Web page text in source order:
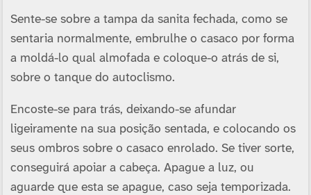
Sente-se sobre a tampa da sanita fechada, como se
sentaria normalmente, embrulhe o casaco por forma
a moldá-lo qual almofada e coloque-o atrás de si,
sobre o tanque do autoclismo.
Encoste-se para trás, deixando-se afundar
ligeiramente na sua posição sentada, e colocando os
seus ombros sobre o casaco enrolado. Se tiver sorte,
conseguirá apoiar a cabeça. Apague a luz, ou
aguarde que esta se apague, caso seja temporizada.